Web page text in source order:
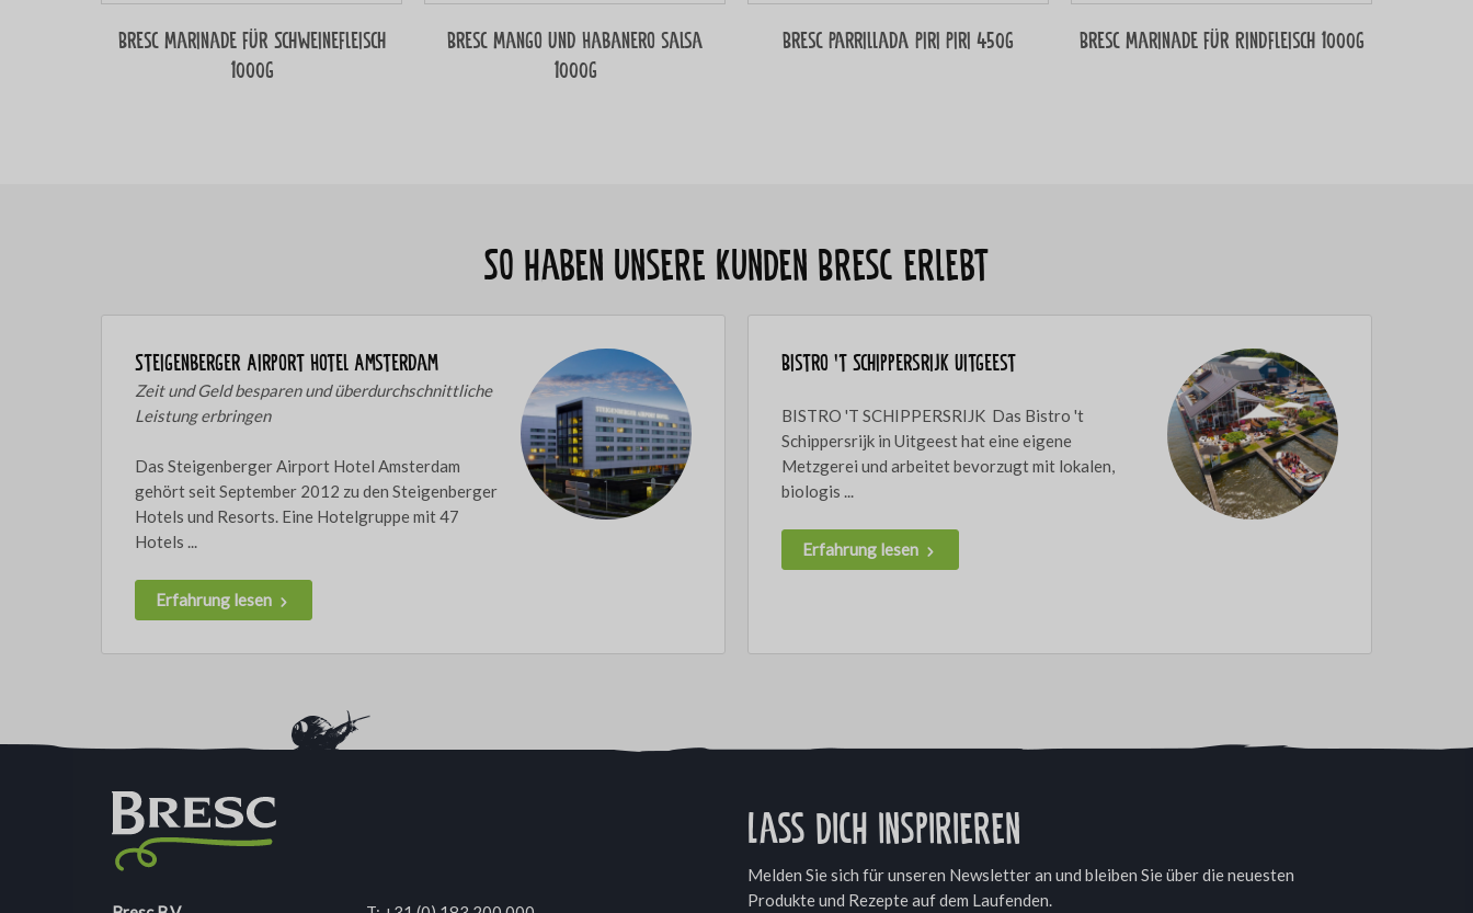
Bresc Marinade für Schweinefleisch
1000g
Bresc Mango und Habanero salsa
1000g
Bresc Parrillada Piri Piri 450g Bresc Marinade für Rindfleisch 1000g
So haben unsere Kunden Bresc erlebt
Steigenberger Airport Hotel Amsterdam
Zeit und Geld besparen und überdurchschnittliche
Leistung erbringen
Das Steigenberger Airport Hotel Amsterdam
gehört seit September 2012 zu den Steigenberger
Hotels und Resorts. Eine Hotelgruppe mit 47
Hotels ...
Erfahrung lesen
Bistro 't Schippersrijk Uitgeest
BISTRO 'T SCHIPPERSRIJK Das Bistro 't
Schippersrijk in Uitgeest hat eine eigene
Metzgerei und arbeitet bevorzugt mit lokalen,
biologis ...
Erfahrung lesen
Lass dich inspirieren
Melden Sie sich für unseren Newsletter an und bleiben Sie über die neuesten
Produkte und Rezepte auf dem Laufenden.